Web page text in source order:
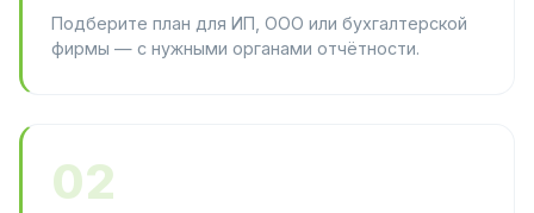
Подберите план для ИП, ООО или бухгалтерской
фирмы — с нужными органами отчётности.
02